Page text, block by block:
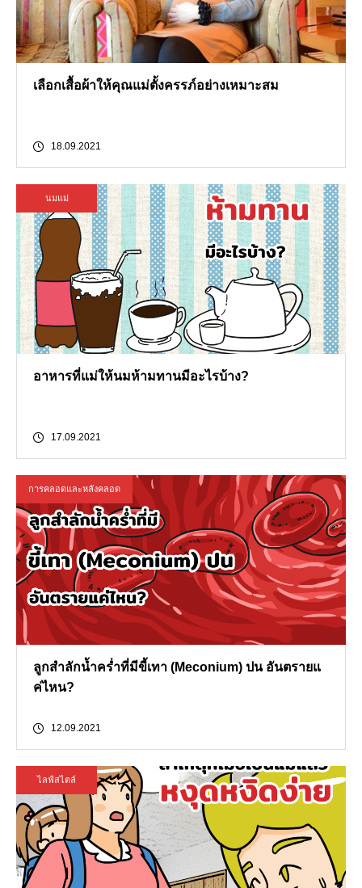
เลือกเสื้อผ้าให้คุณแม่ตั้งครรภ์อย่างเหมาะสม
18.09.2021
นมแม่
อาหารที่แม่ให้นมห้ามทานมีอะไรบ้าง?
17.09.2021
การคลอดและหลังคลอด
ลูกสำลักน้ำคร่ำที่มีขี้เทา (Meconium) ปน อันตรายแ
ค่ไหน?
12.09.2021
ไลฟ์สไตล์